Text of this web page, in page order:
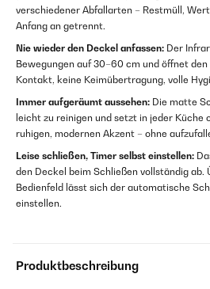
verschiedener Abfallarten – Restmüll,
Anfang an getrennt.
Nie wieder den Deckel anfassen: Der
Bewegungen auf 30–60 cm und öffnet
Kontakt, keine Keimübertragung, volle
Immer aufgeräumt aussehen: Die matte
leicht zu reinigen und setzt in jeder Küche
ruhigen, modernen Akzent – ohne
Leise schließen, Timer selbst einstellen:
den Deckel beim Schließen vollständig ab.
Bedienfeld lässt sich der automatische
einstellen.
Produktbeschreibung